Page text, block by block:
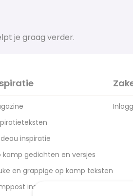
je graag verder.
inspiratie
kamp gedichten en versjes
en grappige op kamp teksten
inspiratie